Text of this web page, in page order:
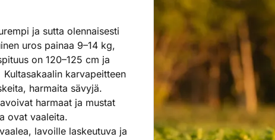
ja sutta olennaisesti
uros painaa 9–14 kg,
on 120–125 cm ja
karvapeitteen
harmaita sävyjä.
harmaat ja mustat
ovat vaaleita.
lavoille laskeutuva ja